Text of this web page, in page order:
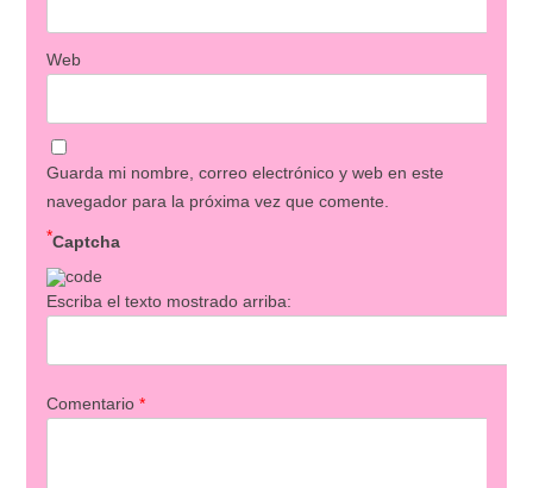
Web
Guarda mi nombre, correo electrónico y web en este
navegador para la próxima vez que comente.
Captcha
*
Escriba el texto mostrado arriba:
Comentario *